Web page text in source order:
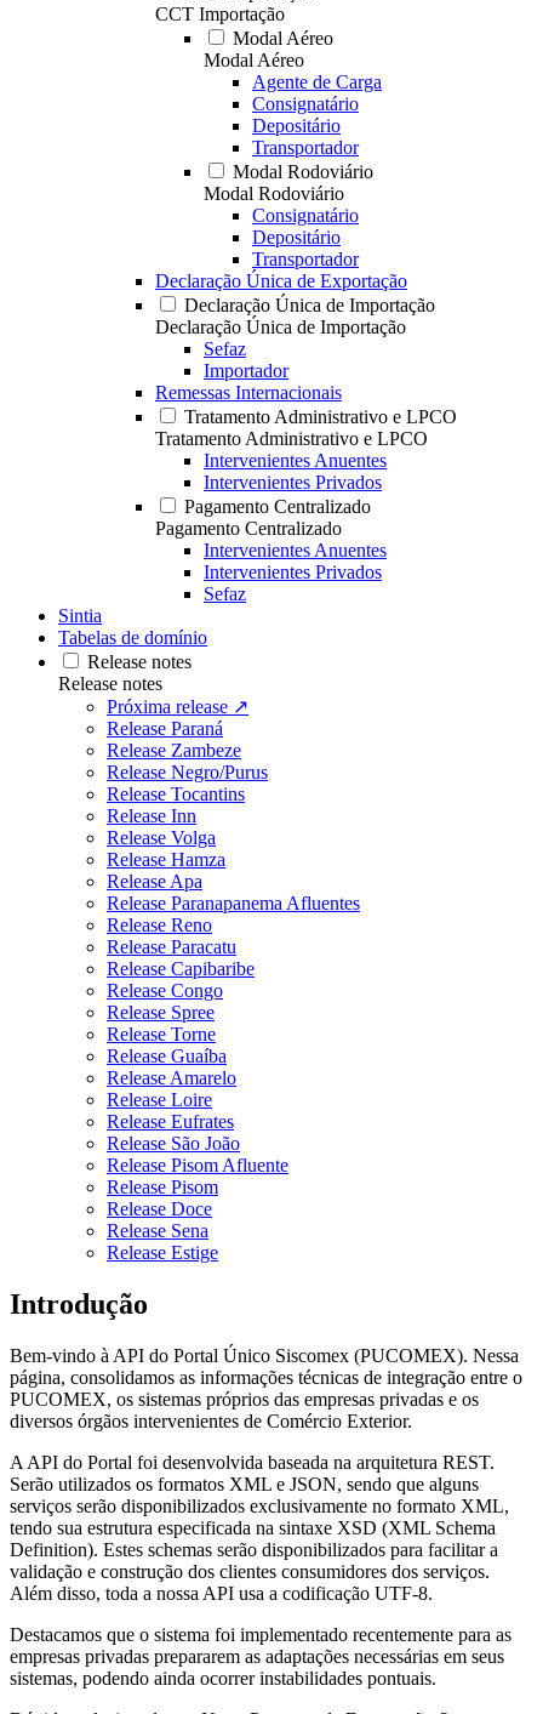
CCT Importação
Modal Aéreo
Modal Aéreo
Agente de Carga
Consignatário
Depositário
Transportador
Modal Rodoviário
Modal Rodoviário
Consignatário
Depositário
Transportador
Declaração Única de Exportação
Declaração Única de Importação
Declaração Única de Importação
Sefaz
Importador
Remessas Internacionais
Tratamento Administrativo e LPCO
Tratamento Administrativo e LPCO
Intervenientes Anuentes
Intervenientes Privados
Pagamento Centralizado
Pagamento Centralizado
Intervenientes Anuentes
Intervenientes Privados
Sefaz
Sintia
Tabelas de domínio
Release notes
Release notes
Próxima release ↗
Release Paraná
Release Zambeze
Release Negro/Purus
Release Tocantins
Release Inn
Release Volga
Release Hamza
Release Apa
Release Paranapanema Afluentes
Release Reno
Release Paracatu
Release Capibaribe
Release Congo
Release Spree
Release Torne
Release Guaíba
Release Amarelo
Release Loire
Release Eufrates
Release São João
Release Pisom Afluente
Release Pisom
Release Doce
Release Sena
Release Estige
Introdução
Bem-vindo à API do Portal Único Siscomex (PUCOMEX). Nessa
página, consolidamos as informações técnicas de integração entre o
PUCOMEX, os sistemas próprios das empresas privadas e os
diversos órgãos intervenientes de Comércio Exterior.
A API do Portal foi desenvolvida baseada na arquitetura REST.
Serão utilizados os formatos XML e JSON, sendo que alguns
serviços serão disponibilizados exclusivamente no formato XML,
tendo sua estrutura especificada na sintaxe XSD (XML Schema
Definition). Estes schemas serão disponibilizados para facilitar a
validação e construção dos clientes consumidores dos serviços.
Além disso, toda a nossa API usa a codificação UTF-8.
Destacamos que o sistema foi implementado recentemente para as
empresas privadas prepararem as adaptações necessárias em seus
sistemas, podendo ainda ocorrer instabilidades pontuais.